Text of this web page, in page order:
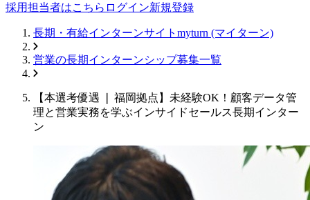
採用担当者はこちら ログイン新規登録
長期・有給インターンサイトmyturn (マイターン)
営業の長期インターンシップ募集一覧
【本選考優遇 ❘ 福岡拠点】未経験OK！顧客データ管
理と営業実務を学ぶインサイドセールス長期インター
ン